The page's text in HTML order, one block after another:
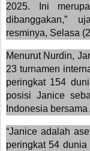
2025. Ini
dibanggakan,”
resminya, Selasa
Menurut Nurdin,
23 turnamen
peringkat 154
posisi Janice
Indonesia
“Janice adalah
peringkat 54